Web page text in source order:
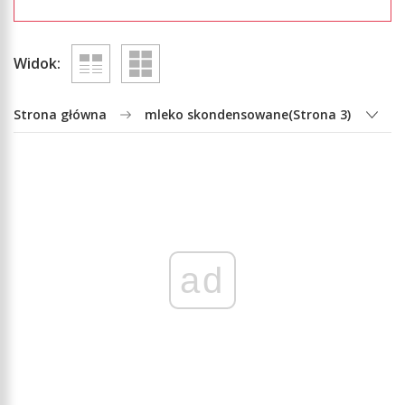
Widok:
Strona główna mleko skondensowane(Strona 3)
ad